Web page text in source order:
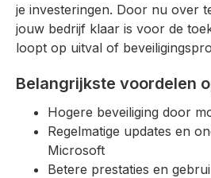
je investeringen. Door nu over
jouw bedrijf klaar is voor de
loopt op uitval of
Belangrijkste voordelen
Hogere beveiliging door
Regelmatige updates en
Microsoft
Betere prestaties en